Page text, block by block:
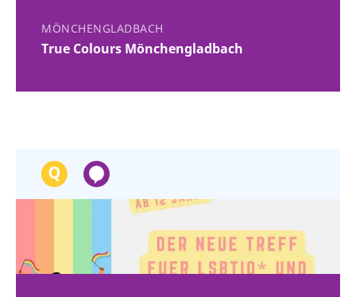
MÖNCHENGLADBACH
True Colours Mönchengladbach